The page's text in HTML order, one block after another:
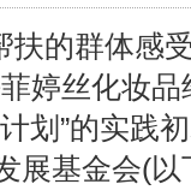
扶的群体感
婷丝化妆
划”的实践
展基金会(以